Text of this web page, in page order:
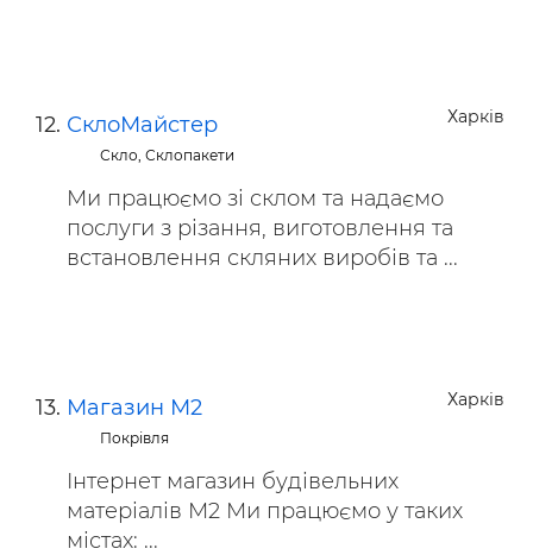
Харків
СклоМайстер
Скло, Склопакети
Ми працюємо зі склом та надаємо
послуги з різання, виготовлення та
встановлення скляних виробів та ...
Харків
Магазин М2
Покрівля
Інтернет магазин будівельних
матеріалів М2 Ми працюємо у таких
містах: ...